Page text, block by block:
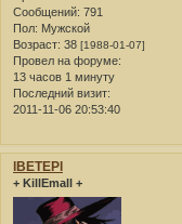
Сообщений: 791
Пол: Мужской
Возраст: 38 [1988-01-07]
Провел на форуме:
13 часов 1 минуту
Последний визит:
2011-11-06 20:53:40
lBETEPl
+ KillEmall +